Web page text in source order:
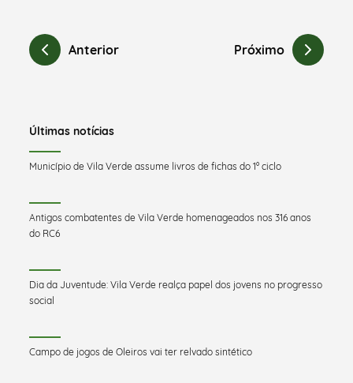
Anterior Próximo
Últimas notícias
Município de Vila Verde assume livros de fichas do 1º ciclo
Antigos combatentes de Vila Verde homenageados nos 316 anos
do RC6
Dia da Juventude: Vila Verde realça papel dos jovens no progresso
social
Campo de jogos de Oleiros vai ter relvado sintético